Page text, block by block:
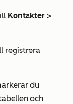
Kontakter >
registrera
du
och